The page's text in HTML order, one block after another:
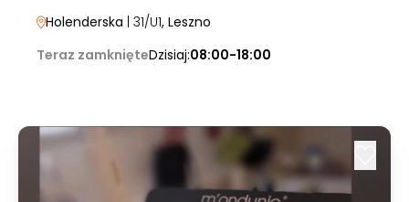
Holenderska | 31/U1, Leszno
Teraz zamknięteDzisiaj:08:00-18:00